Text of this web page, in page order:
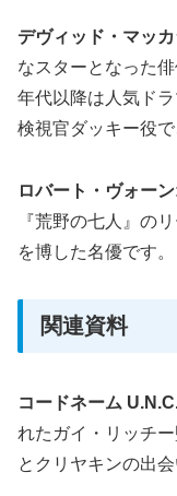
デヴィッド・マッ
なスターとなった
年代以降は人気ド
検視官ダッキー役
ロバート・ヴォー
『荒野の七人』の
を博した名優です。
関連資料
コードネーム
れたガイ・リッチ
とクリヤキンの出